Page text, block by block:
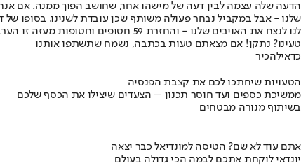
הדעה שלה עצמה לבין דעה של מישהו אחר, שחושב הפוך ממנה. אם
שלנו - אבל במקביל נבחר פעולה משותף שכן עובדת לשנינו. בסופו
לנו לנצח את האויבים שלנו - והחזרת 59 חטופים וחטופות מעזה זו הערבות ההדדית שלנו וזה הניצחון האמיתי.
טעינו? נתקן! אם מצאתם טעות בכתבה, נשמח שתשתפו אותנו
כדאילהכיר
הטעויות שיחתכו לכם את קצבת הפנסיה
ממשיכת כספים ועד חוסר תכנון – הצעדים שיצילו את הכסף שלכם
בשיתוף מנורה מבטחים
אתם עוד לא שם? הטיסה למונדיאל כבר יצאה
יונדאי לוקחת אתכם לבמה הכי גדולה בעולם